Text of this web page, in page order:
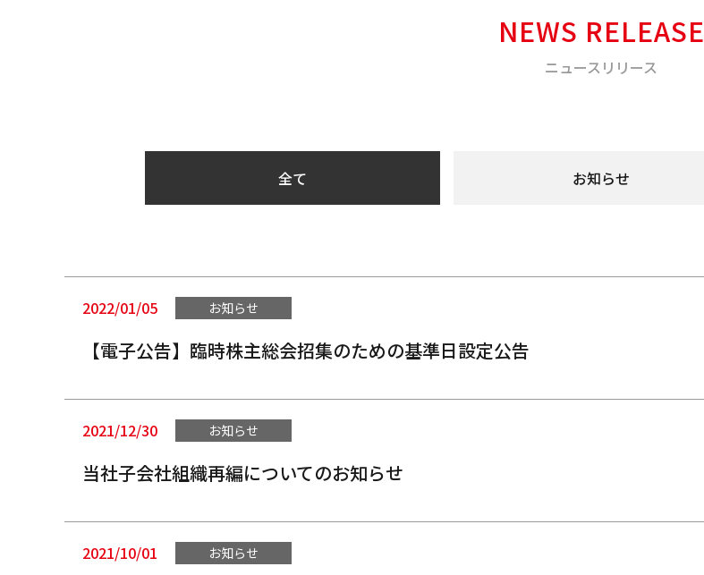
NEWS RELEASE
ニュースリリース
全て お知らせ
2022/01/05 お知らせ
【電子公告】臨時株主総会招集のための基準日設定公告
2021/12/30 お知らせ
当社子会社組織再編についてのお知らせ
2021/10/01 お知らせ